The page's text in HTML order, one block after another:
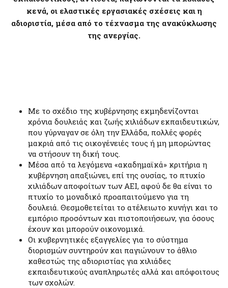
κενά, οι ελαστικές εργασιακές σχέσεις και η
αδιοριστία, μέσα από το τέχνασμα της ανακύκλωσης
της ανεργίας.
Με το σχέδιο της κυβέρνησης εκμηδενίζονται
χρόνια δουλειάς και ζωής χιλιάδων εκπαιδευτικών,
που γύρναγαν σε όλη την Ελλάδα, πολλές φορές
µακριά από τις οικογένειές τους ή µη μπορώντας
να στήσουν τη δική τους.
Μέσα από τα λεγόμενα «ακαδημαϊκά» κριτήρια η
κυβέρνηση απαξιώνει, επί της ουσίας, το πτυχίο
χιλιάδων αποφοίτων των ΑΕΙ, αφού δε θα είναι το
πτυχίο το µοναδικό προαπαιτούµενο για τη
δουλειά. Θεσμοθετείται το ατέλειωτο κυνήγι και το
εµπόριο προσόντων και πιστοποιήσεων, για όσους
έχουν και µπορούν οικονοµικά.
Οι κυβερνητικές εξαγγελίες για το σύστηµα
διορισµών συντηρούν και παγιώνουν το άθλιο
καθεστώς της αδιοριστίας για χιλιάδες
εκπαιδευτικούς αναπληρωτές αλλά και απόφοιτους
των σχολών.